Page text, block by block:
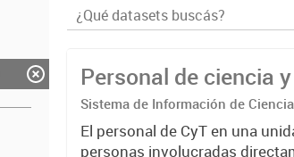
Personal de ciencia
Sistema de Información de
El personal de CyT en una
personas involucradas